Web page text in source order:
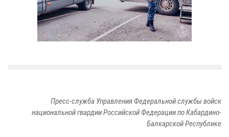
Пресс-служба Управления Федеральной службы войск
национальной гвардии Российской Федерации по Кабардино-
Балкарской Республике